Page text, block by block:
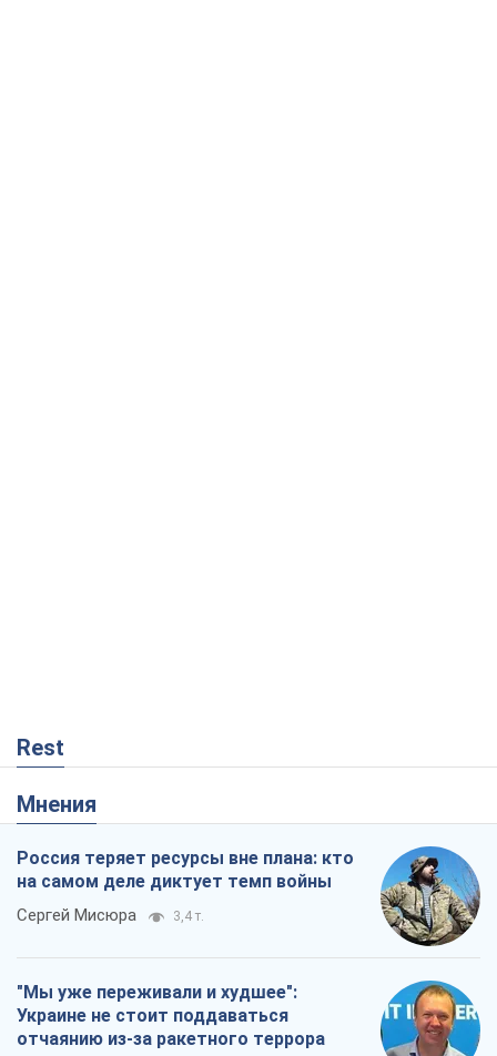
Rest
Мнения
Россия теряет ресурсы вне плана: кто
на самом деле диктует темп войны
Сергей Мисюра 3,4 т.
"Мы уже переживали и худшее":
Украине не стоит поддаваться
отчаянию из-за ракетного террора